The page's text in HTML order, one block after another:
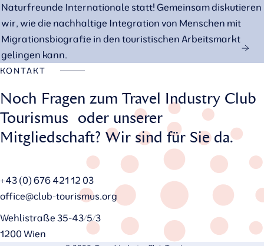
Naturfreunde Internationale statt! Gemeinsam diskutieren
wir, wie die nachhaltige Integration von Menschen mit
Migrationsbiografie in den touristischen Arbeitsmarkt
gelingen kann.
KONTAKT
Noch Fragen zum Travel Industry Club
Tourismus oder unserer
Mitgliedschaft? Wir sind für Sie da.
+43 (0) 676 421 12 03
office@club-tourismus.org
Wehlistraße 35-43/5/3
1200 Wien